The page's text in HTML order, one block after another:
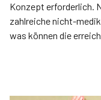
Konzept erforderlich.
zahlreiche nicht-
was können die